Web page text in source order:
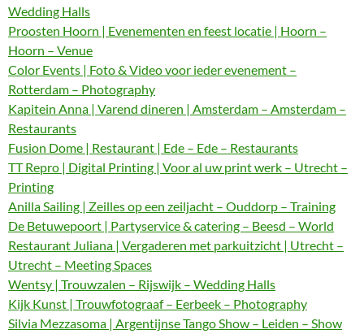
Wedding Halls
Proosten Hoorn | Evenementen en feest locatie | Hoorn –
Hoorn – Venue
Color Events | Foto & Video voor ieder evenement –
Rotterdam – Photography
Kapitein Anna | Varend dineren | Amsterdam – Amsterdam –
Restaurants
Fusion Dome | Restaurant | Ede – Ede – Restaurants
TT Repro | Digital Printing | Voor al uw print werk – Utrecht –
Printing
Anilla Sailing | Zeilles op een zeiljacht – Ouddorp – Training
De Betuwepoort | Partyservice & catering – Beesd – World
Restaurant Juliana | Vergaderen met parkuitzicht | Utrecht –
Utrecht – Meeting Spaces
Wentsy | Trouwzalen – Rijswijk – Wedding Halls
Kijk Kunst | Trouwfotograaf – Eerbeek – Photography
Silvia Mezzasoma | Argentijnse Tango Show – Leiden – Show